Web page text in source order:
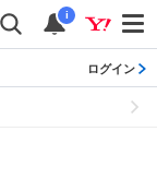
i
ログイン